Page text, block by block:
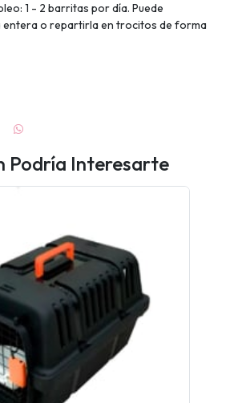
1 - 2 barritas por día. Puede
entera o repartirla en trocitos de forma
Podría Interesarte